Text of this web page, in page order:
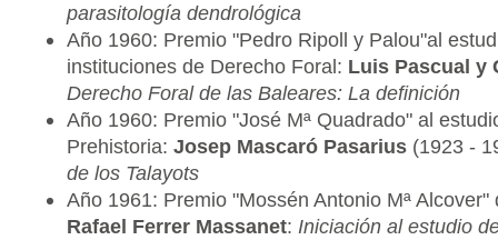
parasitología dendrológica
Año 1960: Premio "Pedro Ripoll y Palou"al
instituciones de Derecho Foral: Luis Pascual y
Derecho Foral de las Baleares: La definición
Año 1960: Premio "José Mª Quadrado" al
Prehistoria: Josep Mascaró Pasarius(1923 -
de los Talayots
Año 1961: Premio "Mossén Antonio Mª Alcover"
Rafael Ferrer Massanet: Iniciación al estudio